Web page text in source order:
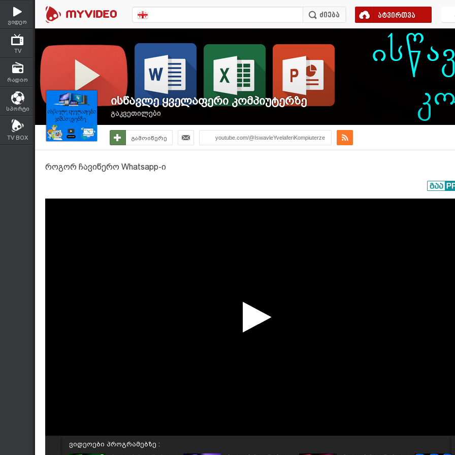
ვიდეო
TV
რადიო
სპორტი
TV BOX
ატვირთვა
ისწავლე ყველაფერი კომპიუტერზე
გაკვეთილები
გამოიწერე youtube.com/@IswavleYvelaferiKompiuterze
როგორ ჩავიწერო Whatsapp-ი
ვიდეოები პროგრამებზე :